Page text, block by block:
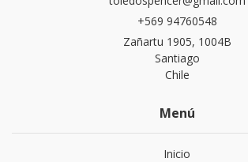
+569 94760548
Zañartu 1905, 1004B
Santiago
Chile
Menú
Inicio